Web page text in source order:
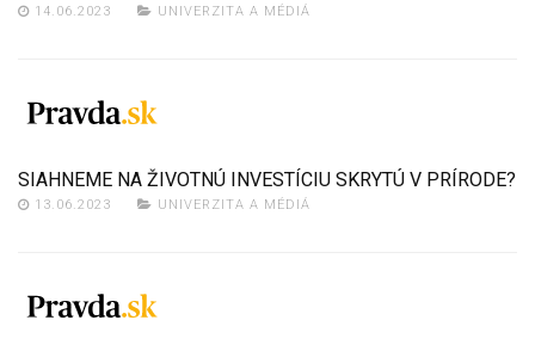
14.06.2023 UNIVERZITA A MÉDIÁ
SIAHNEME NA ŽIVOTNÚ INVESTÍCIU SKRYTÚ V PRÍRODE?
13.06.2023 UNIVERZITA A MÉDIÁ